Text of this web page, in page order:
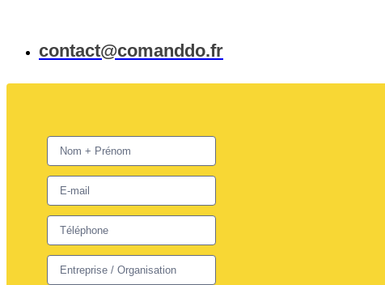
contact@comanddo.fr